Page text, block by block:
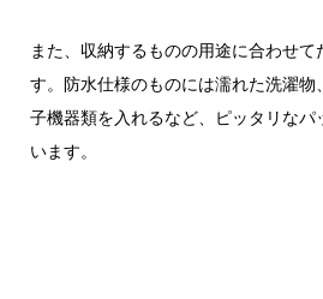
また、収納するものの用途に合わせて
す。防水仕様のものには濡れた洗濯
子機器類を入れるなど、ピッタリな
います。